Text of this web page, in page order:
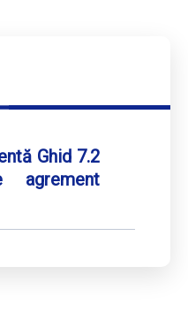
Ghid 7.2